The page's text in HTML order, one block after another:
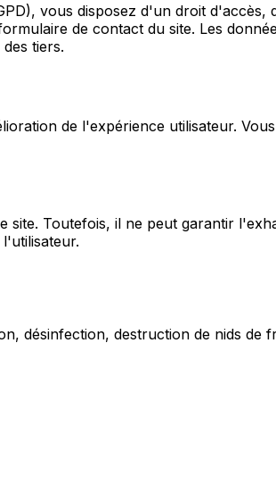
vous disposez d'un droit
de contact du site. Les
tiers.
de l'expérience utilisateur.
Toutefois, il ne peut garantir
désinfection, destruction de nids